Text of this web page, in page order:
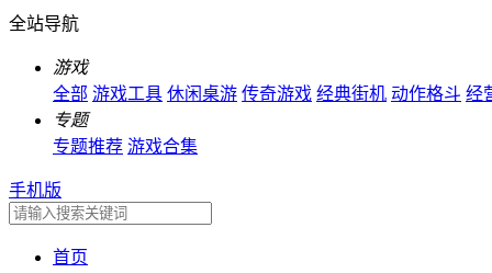
全站导航
游戏
全部 游戏工具 休闲桌游 传奇游戏 经典街机 动作格斗 经
专题
专题推荐 游戏合集
手机版
首页